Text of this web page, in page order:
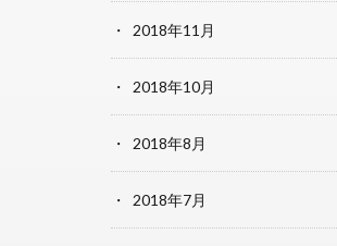
2018年11月
2018年10月
2018年8月
2018年7月